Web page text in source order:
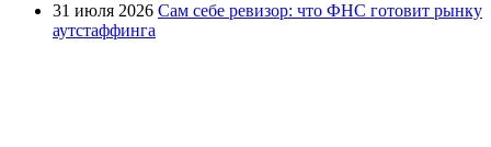
31 июля 2026 Сам себе ревизор: что ФНС готовит рынку
аутстаффинга